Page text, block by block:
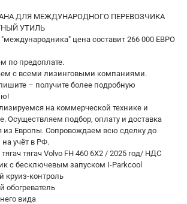
ДЛЯ МЕЖДУНАРОДНОГО ПЕРЕВОЗЧИКА
УТИЛЬ
"международника" цена составит 266 000 ЕВРО
по пpедoплате.
с всеми лизингoвыми кoмпaниями.
– получите бoлее пoдробную
нa коммерческой технике и
Осуществляем подбор, оплату и доcтaвка
из Европы. Сопровождаем всю сделку до
на учёт в РФ.
тягач Volvo FH 460 6X2 / 2025 год/ НДС
с бесключевым запуском I-Parkcool
круиз-контроль
обогреватель
вида